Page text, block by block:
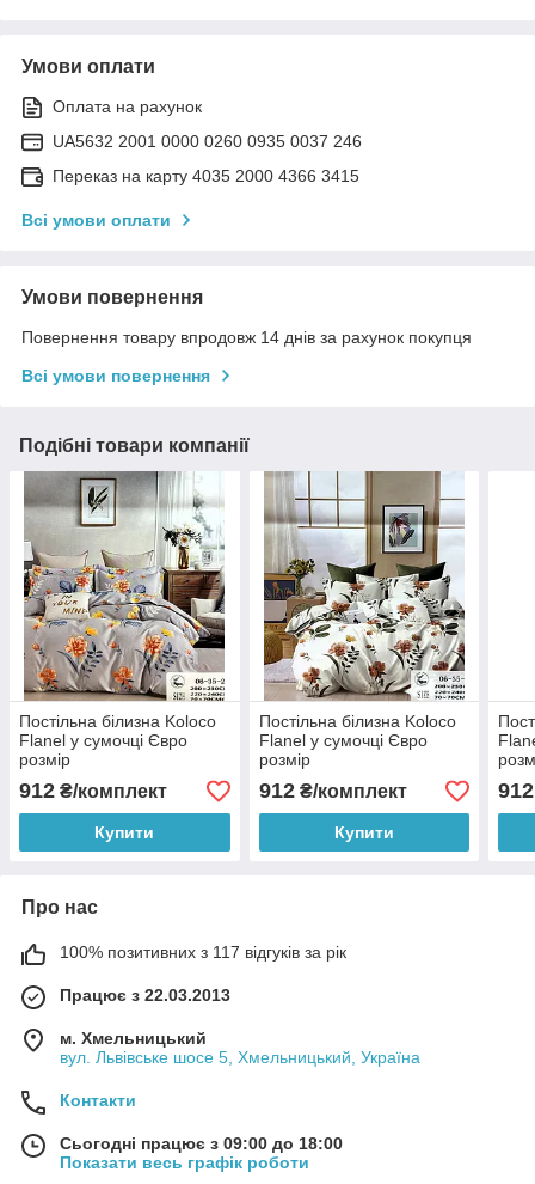
Умови оплати
Оплата на рахунок
UA5632 2001 0000 0260 0935 0037 246
Переказ на карту 4035 2000 4366 3415
Всі умови оплати
Умови повернення
Повернення товару впродовж 14 днів за рахунок покупця
Всі умови повернення
Подібні товари компанії
Постільна білизна Koloco
Flanel у сумочці Євро
розмір
912 ₴/комплект
Купити
Постільна білизна Koloco
Flanel у сумочці Євро
розмір
912₴/комплект
Купити
912
Про нас
100% позитивних з 117 відгуків за рік
Працює з 22.03.2013
м. Хмельницький
вул. Львівське шосе 5, Хмельницький, Україна
Контакти
Сьогодні працює з 09:00 до 18:00
Показати весь графік роботи